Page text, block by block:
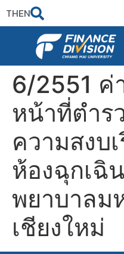
THEN
6/2551 ค่
หน้าที่ตำร
ความสงบ
ห้องฉุกเฉิ
พยาบาลม
เชียงใหม่